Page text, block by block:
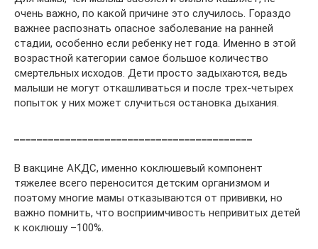
очень важно, по какой причине это случилось. Гораздо
важнее распознать опасное заболевание на ранней
стадии, особенно если ребенку нет года. Именно в этой
возрастной категории самое большое количество
смертельных исходов. Дети просто задыхаются, ведь
малыши не могут откашливаться и после трех-четырех
попыток у них может случиться остановка дыхания.
В вакцине АКДС, именно коклюшевый компонент
тяжелее всего переносится детским организмом и
поэтому многие мамы отказываются от прививки, но
важно помнить, что восприимчивость непривитых детей
к коклюшу –100%.